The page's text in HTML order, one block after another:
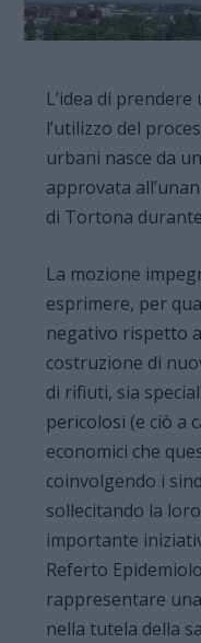
L’idea di
l’utilizzo del
urbani nasce da
approvata
di Tortona
La mozione
esprimere, per
negativo rispetto
costruzione di
di rifiuti, sia
pericolosi (e ciò a
economici che
coinvolgendo i
sollecitando la
importante
Referto
rappresentare
nella tutela della